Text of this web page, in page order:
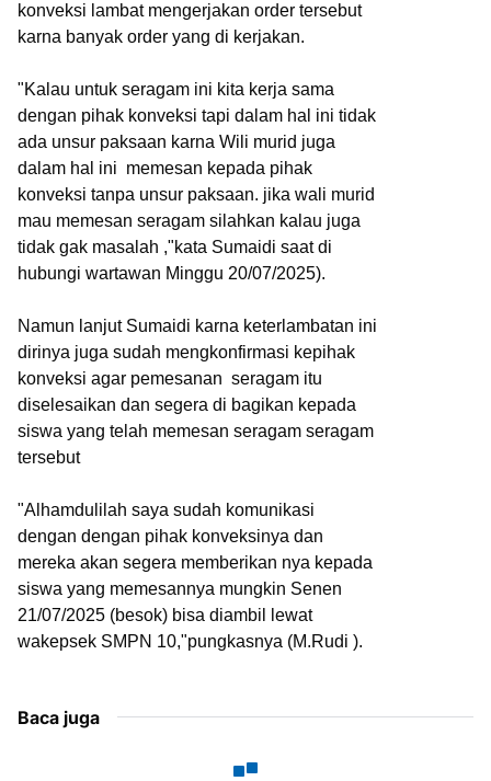
konveksi lambat mengerjakan order tersebut
karna banyak order yang di kerjakan.
"Kalau untuk seragam ini kita kerja sama
dengan pihak konveksi tapi dalam hal ini tidak
ada unsur paksaan karna Wili murid juga
dalam hal ini memesan kepada pihak
konveksi tanpa unsur paksaan. jika wali murid
mau memesan seragam silahkan kalau juga
tidak gak masalah ,"kata Sumaidi saat di
hubungi wartawan Minggu 20/07/2025).
Namun lanjut Sumaidi karna keterlambatan ini
dirinya juga sudah mengkonfirmasi kepihak
konveksi agar pemesanan seragam itu
diselesaikan dan segera di bagikan kepada
siswa yang telah memesan seragam seragam
tersebut
"Alhamdulilah saya sudah komunikasi
dengan dengan pihak konveksinya dan
mereka akan segera memberikan nya kepada
siswa yang memesannya mungkin Senen
21/07/2025 (besok) bisa diambil lewat
wakepsek SMPN 10,"pungkasnya (M.Rudi ).
Baca juga